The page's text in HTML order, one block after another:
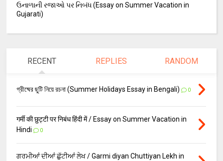
ઉનાળાની રજાઓ પર નિબંધ (Essay on Summer Vacation in
Gujarati)
RECENT REPLIES RANDOM
গ্রীষ্মের ছুটি নিয়ে রচনা (Summer Holidays Essay in Bengali) 0
गर्मी की छुट्टी पर निबंध हिंदी में / Essay on Summer Vacation in
Hindi
0
ਗਰਮੀਆਂ ਦੀਆਂ ਛੁੱਟੀਆਂ ਲੇਖ / Garmi diyan Chuttiyan Lekh in